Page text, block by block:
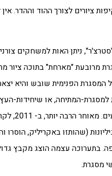
ציורים לצורך ההוד וההדר.
לפרק את ה"סטרצ'ר", ניתן האות
מרובעת "מארחת" בתוכה ציור
למסגרת-המתיחה, או שיחידות-
(שהותזו באקריליק, הוסרו
בתערוכה עצמה הוצג מקבץ
מסגרת.